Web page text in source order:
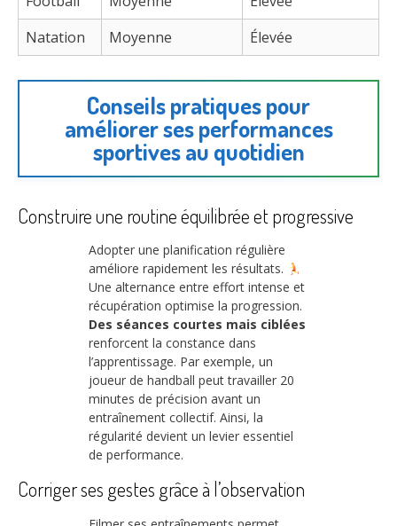
Natation
Moyenne Élevée
Conseils pratiques pour
améliorer ses performances
sportives au quotidien
Construire une routine équilibrée et progressive
Adopter une planification régulière
améliore rapidement les résultats.
Une alternance entre effort intense et
récupération optimise la progression.
Des séances courtes mais ciblées
renforcent la constance dans
l’apprentissage. Par exemple, un
joueur de handball peut travailler 20
minutes de précision avant un
entraînement collectif. Ainsi, la
régularité devient un levier essentiel
de performance.
Corriger ses gestes grâce à l’observation